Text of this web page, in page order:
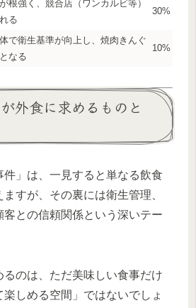
根強く、競合店（ワンカルビ等）
る
30%
で衛生基準が向上し、焼肉きんぐ
なる
10%
外食に求めるものと
件」は、一見すると単なる飲食
すが、その裏には衛生管理、
との信頼関係という深いテー
のは、ただ美味しい食事だけ
しめる空間」ではないでしょ